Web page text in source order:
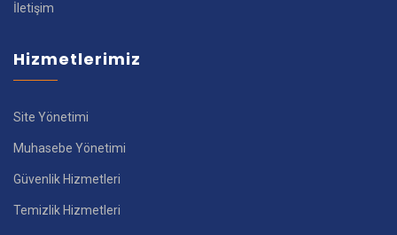
İletişim
Hizmetlerimiz
Site Yönetimi
Muhasebe Yönetimi
Güvenlik Hizmetleri
Temizlik Hizmetleri